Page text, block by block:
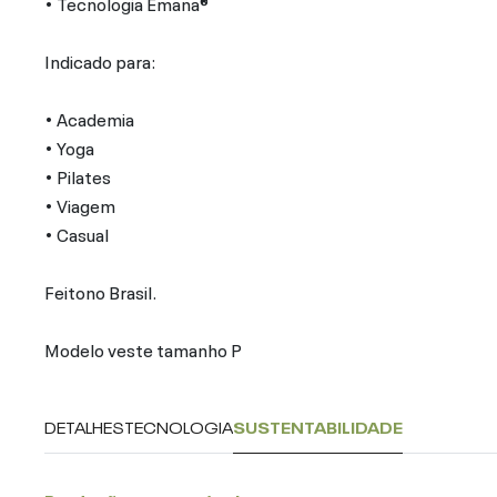
Indicado para:
• Academia
• Yoga
• Pilates
• Viagem
• Casual
Feitono Brasil.
Modelo veste tamanho P
DETALHESTECNOLOGIASUSTENTABILIDADE